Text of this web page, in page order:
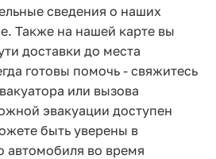
сведения о наших
Также на нашей карте вы
доставки до места
готовы помочь - свяжитесь
или вызова
эвакуации доступен
быть уверены в
автомобиля во время